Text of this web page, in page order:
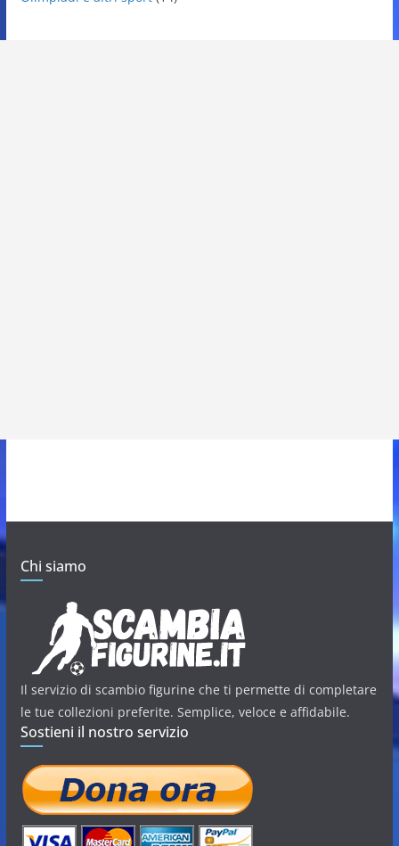
Chi siamo
Il servizio di scambio figurine che ti permette di completare
le tue collezioni preferite. Semplice, veloce e affidabile.
Sostieni il nostro servizio